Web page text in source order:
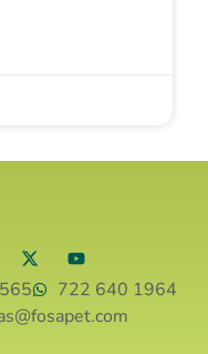
722 640 1964